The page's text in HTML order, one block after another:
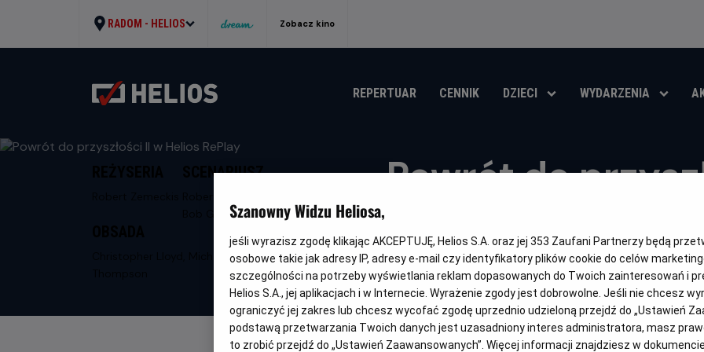
RADOM - HELIOS Zobacz kino
REPERTUAR CENNIK DZIECI WYDARZENIA
Powrót do
Oryginalny
tytuł
Back to the Future Part II Gatunek
Przygodowy / Akcja
wiek
Od 13
OBSERWUJ
SCENARIUSZ
Christopher Lloyd, Michael J. Fox, Lea
Szanowny Widzu Heliosa,
jeśli wyrazisz zgodę klikając AKCEPTUJĘ, Helios S.A. oraz jej 353 Zaufani Partnerzy będą
osobowe takie jak adresy IP, adresy e-mail czy identyfikatory plików cookie do celów
szczególności na potrzeby wyświetlania reklam dopasowanych do Twoich zainteresowań i
Helios S.A., jej aplikacjach i w Internecie. Wyrażenie zgody jest dobrowolne. Jeśli nie chcesz
ograniczyć jej zakres lub chcesz wycofać zgodę uprzednio udzieloną przejdź do „Ustawień
podstawą przetwarzania Twoich danych jest uzasadniony interes administratora, masz
to zrobić przejdź do „Ustawień Zaawansowanych”. Więcej informacji znajdziesz w dokumencie